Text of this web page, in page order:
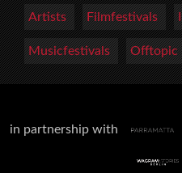
Artists Filmfestivals
Musicfestivals Offtopic
in partnership with